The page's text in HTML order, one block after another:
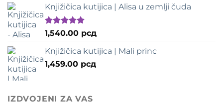
5
Knjižičica kutijica | Alisa u zemlji čuda
Оцењено
са
5
1,540.00 рсд
Knjižičica kutijica | Mali princ
1,459.00 рсд
IZDVOJENI ZA VAS